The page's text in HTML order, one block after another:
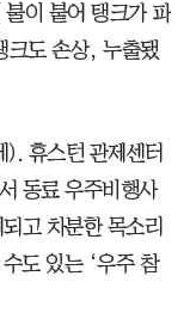
이 붙어 탱크가 파
크도 손상, 누출됐
). 휴스턴 관제센터
동료 우주비행사
고 차분한 목소리
도 있는 ‘우주 참